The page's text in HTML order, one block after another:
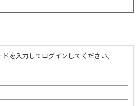
を入力してログインしてください。